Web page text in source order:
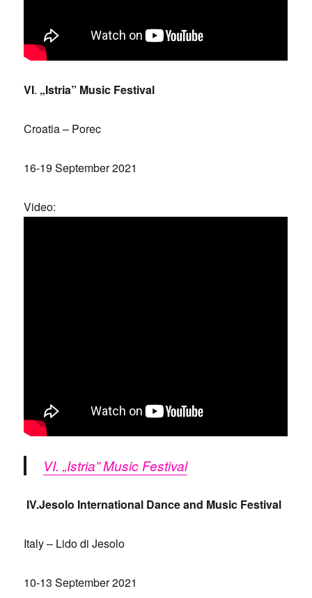
VI. „Istria” Music Festival
Croatia – Porec
16-19 September 2021
Video:
VI. „Istria” Music Festival
IV.Jesolo International Dance and Music Festival
Italy – Lido di Jesolo
10-13 September 2021